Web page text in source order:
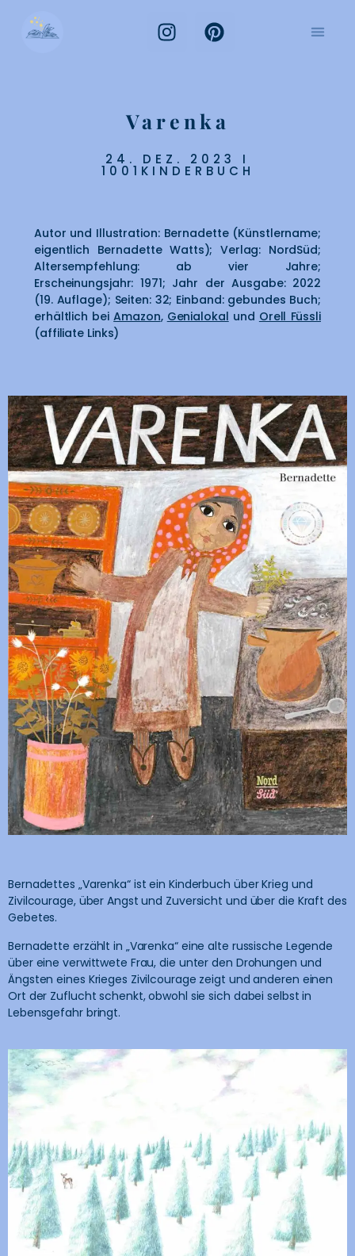
Varenka
24. DEZ. 2023 I
1001KINDERBUCH
Autor und Illustration: Bernadette (Künstlername;
eigentlich Bernadette Watts); Verlag: NordSüd;
Altersempfehlung: ab vier Jahre;
Erscheinungsjahr: 1971; Jahr der Ausgabe: 2022
(19. Auflage); Seiten: 32; Einband: gebundes Buch;
erhältlich beiAmazon, Genialokal und Orell Füssli
(affiliate Links)
Bernadettes „Varenka“ ist ein Kinderbuch über Krieg und
Zivilcourage, über Angst und Zuversicht und über die Kraft des
Gebetes.
Bernadette erzählt in „Varenka“ eine alte russische Legende
über eine verwittwete Frau, die unter den Drohungen und
Ängsten eines Krieges Zivilcourage zeigt und anderen einen
Ort der Zuflucht schenkt, obwohl sie sich dabei selbst in
Lebensgefahr bringt.